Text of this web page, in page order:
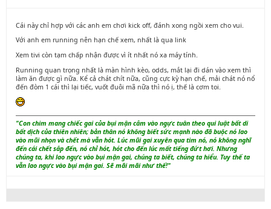
Cái này chỉ hợp với các anh em chơi kick off, đánh xong ngồi xem cho vui.
Với anh em running nên hạn chế xem, nhất là qua link
Xem tivi còn tạm chấp nhận được vì ít nhất nó xa máy tính.
Running quan trọng nhất là màn hình kèo, odds, mắt lại đi dán vào xem thì
làm ăn được gì nữa. Kể cả chát chít nữa, cũng cực kỳ hạn chế, mải chát nó nổ
đến đòm 1 cái thì lại tiếc, vuốt đuôi mã nữa thì nó ị, thế là cơm toi.
"Con chim mang chiếc gai của bụi mận cắm vào ngực tuân theo qui luật bất di
bất dịch của thiên nhiên; bản thân nó không biết sức mạnh nào đã buộc nó lao
vào mũi nhọn và chết mà vẫn hót. Lúc mũi gai xuyên qua tim nó, nó không nghĩ
đến cái chết sắp đến, nó chỉ hót, hót cho đến lúc mất tiếng đứt hơi. Nhưng
chúng ta, khi lao ngực vào bụi mận gai, chúng ta biết, chúng ta hiểu. Tuy thế ta
vẫn lao ngực vào bụi mận gai. Sẽ mãi mãi như thế!"